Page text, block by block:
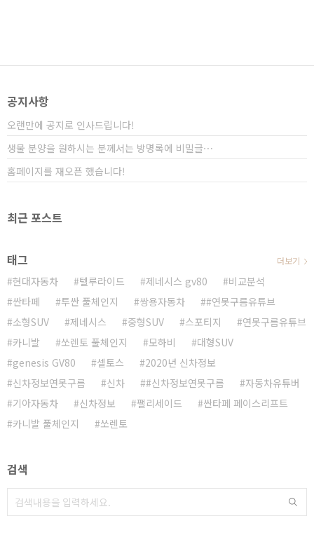
차! ▲ SOURCE : 렉스턴 칸 올해 출시된 첫 번째 차량은
량을 선보이고 있습니다. ..
공지사항
오랜만에 공지로 인사드립니다!
생물 분양을 원하시는 분께서는 방명록에 비밀글⋯
홈페이지를 재오픈 했습니다!
최근 포스트
태그
현대자동차 텔루라이드 제네시스 gv80
비교분석
싼타페
투싼 풀체인지 쌍용자동차
#연못구름유튜브
소형SUV
제네시스 중형SUV 스포티지
연못구름유튜브
카니발
쏘렌토 풀체인지 모하비
대형SUV
genesis GV80
셀토스
2020년 신차정보
신차정보연못구름
신차 #신차정보연못구름
자동차유튜버
기아자동차
신차정보 팰리세이드
싼타페 페이스리프트
카니발 풀체인지
쏘렌토
더보기
검색